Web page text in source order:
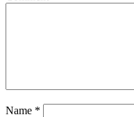
Name *